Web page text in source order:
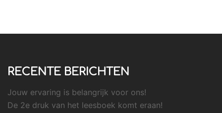
RECENTE BERICHTEN
Jouw ervaring is belangrijk voor ons!
De 2e druk van het leesboek komt eraan!